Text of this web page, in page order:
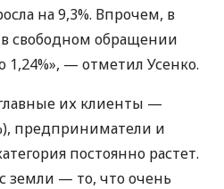
на 9,3%. Впрочем, в
свободном обращении
1,24%», — отметил Усенко.
их клиенты —
предприниматели и
постоянно растет.
земли — то, что очень